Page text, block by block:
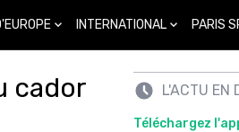
INTERNATIONAL PARIS
cador
L'ACTU EN
Téléchargez